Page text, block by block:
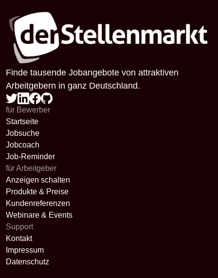
Finde tausende Jobangebote von attraktiven
Arbeitgebern in ganz Deutschland.
für Bewerber
Startseite
Jobsuche
Jobcoach
Job-Reminder
für Arbeitgeber
Anzeigen schalten
Produkte & Preise
Kundenreferenzen
Webinare & Events
Support
Kontakt
Impressum
Datenschutz